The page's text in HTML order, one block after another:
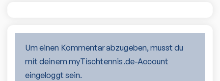
Um einen Kommentar abzugeben, musst du
mit deinem myTischtennis.de-Account
eingeloggt sein.